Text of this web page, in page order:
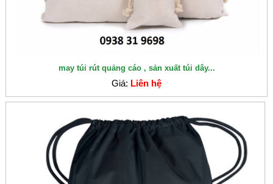
may túi rút quảng cáo , sản xuất túi dây...
Giá: Liên hệ